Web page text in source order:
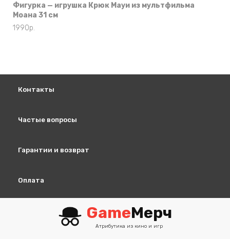
Фигурка — игрушка Крюк Мауи из мультфильма
Моана 31 см
1990р.
Контакты
Частые вопросы
Гарантии и возврат
Оплата
GameМерч
Атрибутика из кино и игр